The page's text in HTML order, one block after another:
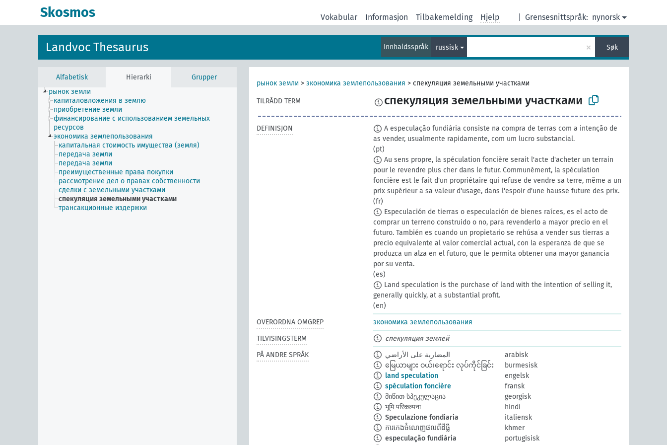
Skosmos Grensesnittspråk: nynorsk
Vokabular Informasjon Tilbakemelding Hjelp
Landvoc Thesaurus Innhaldsspråk russisk × Søk
Alfabetisk Hierarki
Grupper
рынок земли
капиталовложения в землю
приобретение земли
финансирование с использованием земельных
ресурсов
экономика землепользования
капитальная стоимость имущества (земля)
передача земли
передача земли
преимущественные права покупки
рассмотрение дел о правах собственности
сделки с земельными участками
спекуляция земельными участками
трансакционные издержки
рынок земли > экономика землепользования > спекуляция земельными участками
TILRÅDD TERM спекуляция земельными участками
DEFINISJON
A especulação fundiária consiste na compra de terras com a intenção de
as vender, usualmente rapidamente, com um lucro substancial.
(pt)
Au sens propre, la spéculation foncière serait l'acte d'acheter un terrain
pour le revendre plus cher dans le futur. Communément, la spéculation
foncière est le fait d'un propriétaire qui refuse de vendre sa terre, même a un
prix supérieur a sa valeur d'usage, dans l'espoir d'une hausse future des prix.
(fr)
Especulación de tierras o especulación de bienes raíces, es el acto de
comprar un terreno construido o no, para revenderlo a mayor precio en el
futuro. También es cuando un propietario se rehúsa a vender sus tierras a
precio equivalente al valor comercial actual, con la esperanza de que se
produzca un alza en el futuro, que le permita obtener una mayor ganancia
por su venta.
(es)
Land speculation is the purchase of land with the intention of selling it,
generally quickly, at a substantial profit.
(en)
OVERORDNA OMGREP
экономика землепользования
TILVISINGSTERM
спекуляция землей
PÅ ANDRE SPRÅK
المضاربة على الأراضي
arabisk
မြေယာများ ဝယ်၊ရောင်း လုပ်ကိုင်ခြင်း
burmesisk
land speculation
engelsk
spéculation foncière
fransk
მიწით სპეკულაცია
georgisk
भूमि परिकल्पना
hindi
Speculazione fondiaria
italiensk
ការកេងចំណេញផលពីដីធ្លី
khmer
especulação fundiária
portugisisk